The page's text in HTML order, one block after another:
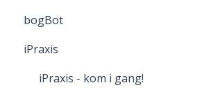
Reklamation
Fortrydelsesret
Kom godt i gang med webBogen
bogBot
iPraxis
iPraxis - kom i gang!